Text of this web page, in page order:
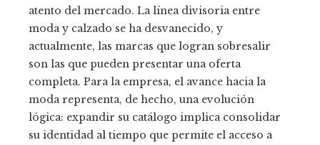
atento del mercado. La línea divisoria entre
moda y calzado se ha desvanecido, y
actualmente, las marcas que logran sobresalir
son las que pueden presentar una oferta
completa. Para la empresa, el avance hacia la
moda representa, de hecho, una evolución
lógica: expandir su catálogo implica consolidar
su identidad al tiempo que permite el acceso a